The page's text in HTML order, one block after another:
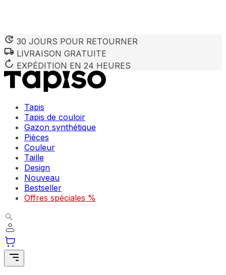
30 JOURS POUR RETOURNER
LIVRAISON GRATUITE
EXPÉDITION EN 24 HEURES
Tapis
Tapis de couloir
Gazon synthétique
Pièces
Couleur
Taille
Design
Nouveau
Bestseller
Offres spéciales %
Nous utilisons des cookies pour personnaliser le contenu
partenaires peuvent combiner ces informations avec
utilisation de leurs services.
Les cookies indispensables sont cruciaux pour les
Les cookies liés aux préférences permettent au site de
comme votre langue préférée ou la région dans laquelle